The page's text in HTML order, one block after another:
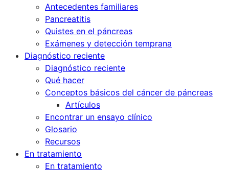
Antecedentes familiares
Pancreatitis
Quistes en el páncreas
Exámenes y detección temprana
Diagnóstico reciente
Diagnóstico reciente
Qué hacer
Conceptos básicos del cáncer de páncreas
Artículos
Encontrar un ensayo clínico
Glosario
Recursos
En tratamiento
En tratamiento